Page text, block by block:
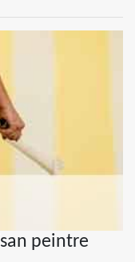
peintre